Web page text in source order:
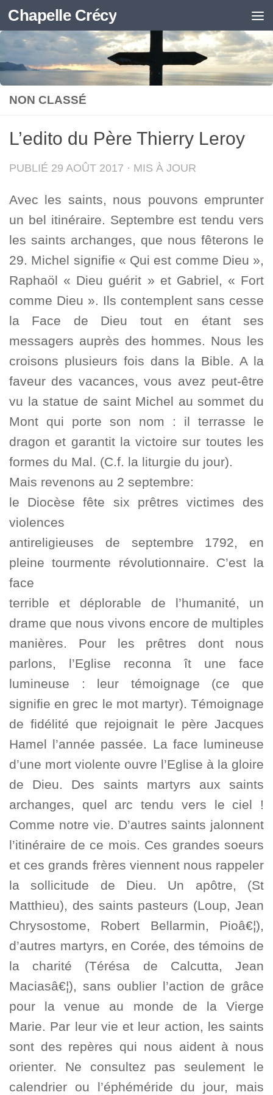
Skip to content
Chapelle Crécy
NON CLASSÉ
L’edito du Père Thierry Leroy
PUBLIÉ 29 AOÛT 2017 · MIS À JOUR
Avec les saints, nous pouvons emprunter
un bel itinéraire. Septembre est tendu vers
les saints archanges, que nous fêterons le
29. Michel signifie « Qui est comme Dieu »,
Raphaöl « Dieu guérit » et Gabriel, « Fort
comme Dieu ». Ils contemplent sans cesse
la Face de Dieu tout en étant ses
messagers auprès des hommes. Nous les
croisons plusieurs fois dans la Bible. A la
faveur des vacances, vous avez peut-être
vu la statue de saint Michel au sommet du
Mont qui porte son nom : il terrasse le
dragon et garantit la victoire sur toutes les
formes du Mal. (C.f. la liturgie du jour).
Mais revenons au 2 septembre:
le Diocèse fête six prêtres victimes des
violences
antireligieuses de septembre 1792, en
pleine tourmente révolutionnaire. C’est la
face
terrible et déplorable de l’humanité, un
drame que nous vivons encore de multiples
manières. Pour les prêtres dont nous
parlons, l’Eglise reconna ît une face
lumineuse : leur témoignage (ce que
signifie en grec le mot martyr). Témoignage
de fidélité que rejoignait le père Jacques
Hamel l’année passée. La face lumineuse
d’une mort violente ouvre l’Eglise à la gloire
de Dieu. Des saints martyrs aux saints
archanges, quel arc tendu vers le ciel !
Comme notre vie. D’autres saints jalonnent
l’itinéraire de ce mois. Ces grandes soeurs
et ces grands frères viennent nous rappeler
la sollicitude de Dieu. Un apôtre, (St
Matthieu), des saints pasteurs (Loup, Jean
Chrysostome, Robert Bellarmin, Pioâ€¦),
d’autres martyrs, en Corée, des témoins de
la charité (Térésa de Calcutta, Jean
Maciasâ€¦), sans oublier l’action de grâce
pour la venue au monde de la Vierge
Marie. Par leur vie et leur action, les saints
sont des repères qui nous aident à nous
orienter. Ne consultez pas seulement le
calendrier ou l’éphéméride du jour, mais